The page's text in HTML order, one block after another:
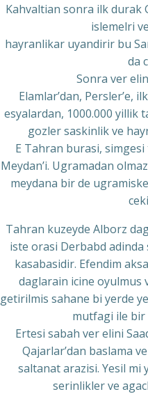
Kahvaltian sonra ilk durak
islemelri
hayranlikar uyandirir bu
da
Sonra ver
Elamlar’dan, Persler’e,
esyalardan, 1000.000 yillik
gozler saskinlik ve
E Tahran burasi,
Meydan’i. Ugramadan
meydana bir de
Tahran kuzeyde Alborz
iste orasi Derbabd
kasabasidir. Efendim
daglarain icine
getirilmis sahane bi yerde
mutfagi ile bir
Ertesi sabah ver elini
Qajarlar’dan baslama
saltanat arazisi. Yesil mi
serinlikler ve